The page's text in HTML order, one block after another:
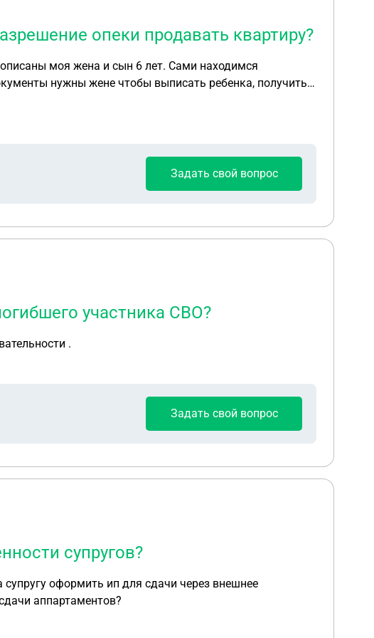
опеки продавать квартиру?
Задать свой вопрос
участника СВО?
.
Задать свой вопрос
супругов?
оформить ип для сдачи через внешнее
аппартаментов?